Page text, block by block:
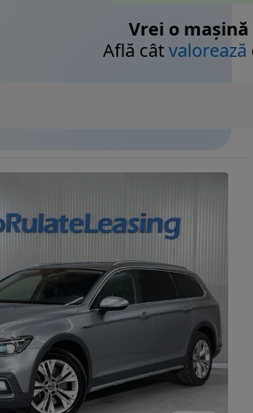
Vrei o mașină
Află câtvalorează